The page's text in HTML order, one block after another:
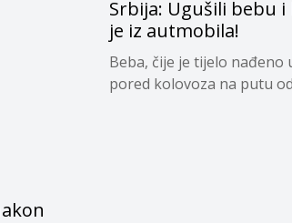
Srbija: Ugušili bebu i
je iz autmobila!
Beba, čije je tijelo nađeno
pored kolovoza na putu